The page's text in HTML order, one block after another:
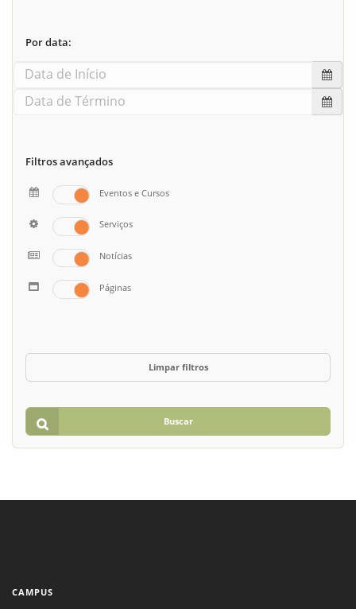
Por data:
Filtros avançados
Eventos e Cursos
Serviços
Notícias
Páginas
Limpar filtros
Buscar
CAMPUS